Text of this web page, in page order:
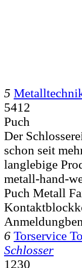
5
5412
Puch
Der
schon seit
langlebige
metall-hand-
Puch Metall
6 Torservice
Schlosser
1230